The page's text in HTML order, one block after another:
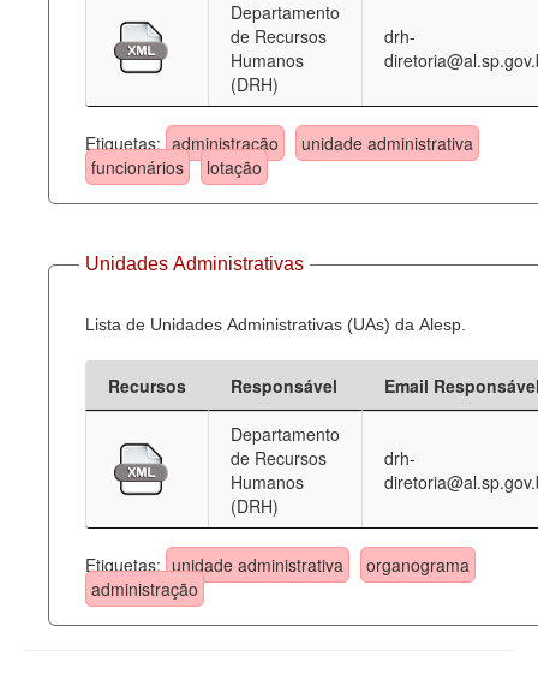
Departamento
de Recursos
Humanos
(DRH)
drh-
Etiquetas: administração
unidade administrativa
funcionários
lotação
Unidades Administrativas
Lista de Unidades Administrativas (UAs) da Alesp.
Recursos Responsável
Email
Departamento
de Recursos
Humanos
(DRH)
drh-
Etiquetas: unidade administrativa
organograma
administração